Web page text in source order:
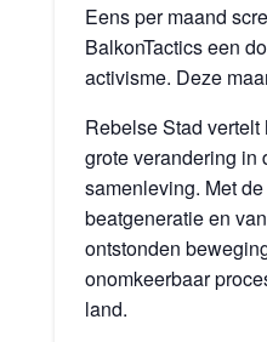
Eens per maand
BalkonTactics een
activisme. Deze
Rebelse Stad
grote verandering in
samenleving. Met
beatgeneratie en
ontstonden
onomkeerbaar
land.